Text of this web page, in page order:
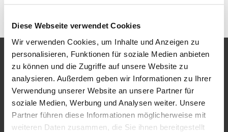
Diese Webseite verwendet Cookies
Wir verwenden Cookies, um Inhalte und Anzeigen zu
personalisieren, Funktionen für soziale Medien anbieten
zu können und die Zugriffe auf unsere Website zu
analysieren. Außerdem geben wir Informationen zu Ihrer
Verwendung unserer Website an unsere Partner für
soziale Medien, Werbung und Analysen weiter. Unsere
Partner führen diese Informationen möglicherweise mit
weiteren Daten zusammen, die Sie ihnen bereitgestellt
Für Unternehmen
Personalanfrage
Für Bewerber